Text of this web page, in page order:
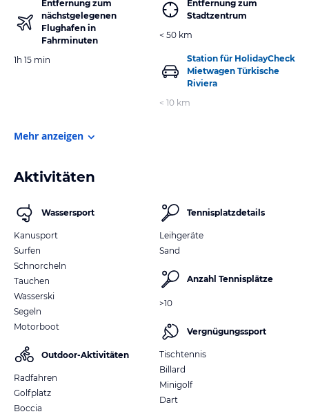
Entfernung zum
nächstgelegenen
Flughafen in
Fahrminuten
1h 15 min
Entfernung zum
Stadtzentrum
< 50 km
Station für HolidayCheck
Mietwagen Türkische
Riviera
< 10 km
Mehr anzeigen
Aktivitäten
Wassersport
Kanusport
Surfen
Schnorcheln
Tauchen
Wasserski
Segeln
Motorboot
Outdoor-Aktivitäten
Radfahren
Golfplatz
Boccia
Tennisplatzdetails
Leihgeräte
Sand
Anzahl Tennisplätze
>10
Vergnügungssport
Tischtennis
Billard
Minigolf
Dart